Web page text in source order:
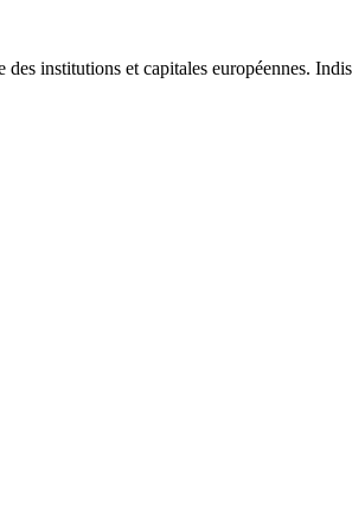
institutions et capitales européennes.